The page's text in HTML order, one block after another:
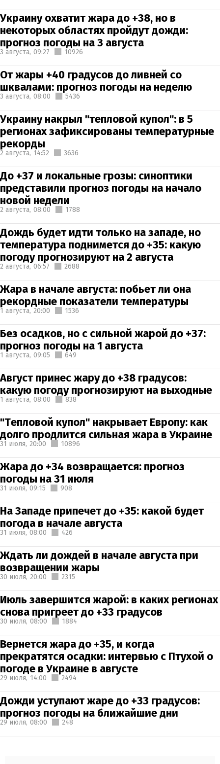
Украину охватит жара до +38, но в
некоторых областях пройдут дожди:
прогноз погоды на 3 августа
3 августа, 09:27 10926
От жары +40 градусов до ливней со
шквалами: прогноз погоды на неделю
3 августа, 08:00 5436
Украину накрыл "тепловой купол": в 5
регионах зафиксированы температурные
рекорды
2 августа, 14:52 3636
До +37 и локальные грозы: синоптики
представили прогноз погоды на начало
новой недели
2 августа, 08:00 1788
Дождь будет идти только на западе, но
температура поднимется до +35: какую
погоду прогнозируют на 2 августа
2 августа, 06:57 2688
Жара в начале августа: побьет ли она
рекордные показатели температуры
1 августа, 20:00 1536
Без осадков, но с сильной жарой до +37:
прогноз погоды на 1 августа
1 августа, 09:05 649
Август принес жару до +38 градусов:
какую погоду прогнозируют на выходные
1 августа, 08:00 838
"Тепловой купол" накрывает Европу: как
долго продлится сильная жара в Украине
31 июля, 20:00 10896
Жара до +34 возвращается: прогноз
погоды на 31 июля
31 июля, 09:15 908
На Западе припечет до +35: какой будет
погода в начале августа
31 июля, 08:00 426
Ждать ли дождей в начале августа при
возвращении жары
30 июля, 20:00 2315
Июль завершится жарой: в каких регионах
снова пригреет до +33 градусов
30 июля, 08:00 1884
Вернется жара до +35, и когда
прекратятся осадки: интервью с Птухой о
погоде в Украине в августе
29 июля, 14:00 2494
Дожди уступают жаре до +33 градусов:
прогноз погоды на ближайшие дни
29 июля, 08:00 248